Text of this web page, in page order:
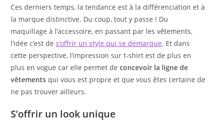
Ces derniers temps, la tendance est à la différenciation et à
la marque distinctive. Du coup, tout y passe ! Du
maquillage à l’accessoire, en passant par les vêtements,
l’idée c’est des’offrir un style qui se démarque. Et dans
cette perspective, l’impression sur t-shirt est de plus en
plus en vogue car elle permet deconcevoir la ligne de
vêtements qui vous est propre et que vous êtes certaine de
ne pas trouver ailleurs.
S’offrir un look unique